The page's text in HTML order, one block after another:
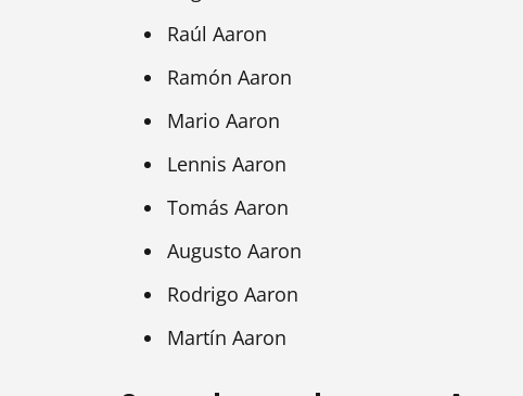
Raúl Aaron
Ramón Aaron
Mario Aaron
Lennis Aaron
Tomás Aaron
Augusto Aaron
Rodrigo Aaron
Martín Aaron